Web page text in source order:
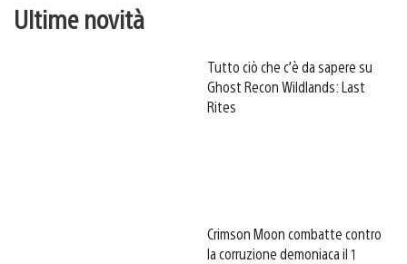
Ultime novità
Tutto ciò che c’è da sapere su
Ghost Recon Wildlands: Last
Rites
Crimson Moon combatte contro
la corruzione demoniaca il 1